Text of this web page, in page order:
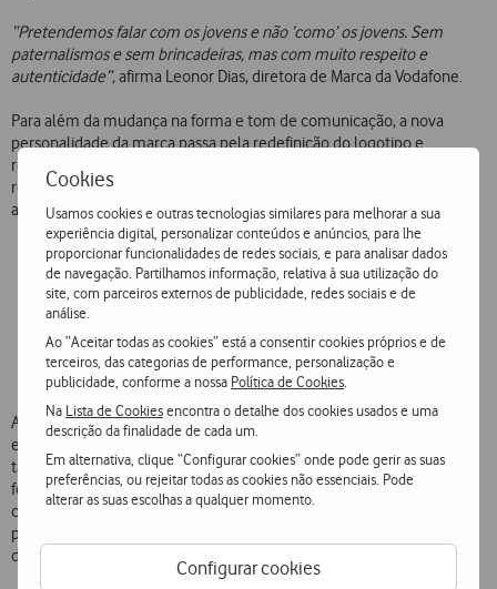
Cookies
Usamos cookies e outras tecnologias similares para melhorar a sua
experiência digital, personalizar conteúdos e anúncios, para lhe
proporcionar funcionalidades de redes sociais, e para analisar dados
de navegação. Partilhamos informação, relativa à sua utilização do
site, com parceiros externos de publicidade, redes sociais e de
análise.
Ao “Aceitar todas as cookies” está a consentir cookies próprios e de
terceiros, das categorias de performance, personalização e
publicidade, conforme a nossa Política de Cookies
Na Lista de Cookiesencontra o detalhe dos cookies usados e uma
descrição da finalidade de cada um.
Em alternativa, clique “Configurar cookies” onde pode gerir as suas
preferências, ou rejeitar todas as cookies não essenciais. Pode
alterar as suas escolhas a qualquer momento.
Configurar cookies
“Pretendemos falar com os jovens e não ‘como’ os jovens. Sem
paternalismos e sem brincadeiras, mas com muito respeito e
autenticidade”,afirma Leonor Dias, diretora de Marca da Vodafone.
Para além da mudança na forma e tom de comunicação, a nova
personalidade da marca passa pela redefinição do logotipo e
respetiva alteração de todos os suportes de comunicação (site, app,
redes sociais). Desenvolvido pela Grand Union, este posicionamento
assenta em três principios orientadores:
Acreditamos que qualquer um tem potencial para fazer a
diferença;
Comunicamos de forma verdadeira e sempre com um
Existimos para ajudar os jovens a construir o seu futuro e
chegar mais longe.
A campanha multimeios já está no ar e inclui televisão, rádio, online,
exterior e cinema. Esta campanha foi desenhada para impactar o
target mais jovem no seu percurso diário, destacando-se alguns
formatos especiais de alto impacto (empena, metro, autocarros,
comboio). Dado o perfil da nova geração, a Yorn reforçará a sua
presença no digital através de uma forte aposta em conteúdos
dedicados para as diferentes plataformas.